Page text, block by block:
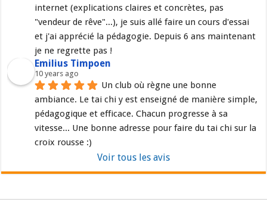
internet (explications claires et concrètes, pas
"vendeur de rêve"...), je suis allé faire un cours d'essai
et j'ai apprécié la pédagogie. Depuis 6 ans maintenant
je ne regrette pas !
Emilius Timpoen
10 years ago
Un club où règne une bonne
ambiance. Le tai chi y est enseigné de manière simple,
pédagogique et efficace. Chacun progresse à sa
vitesse... Une bonne adresse pour faire du tai chi sur la
croix rousse :)
Voir tous les avis